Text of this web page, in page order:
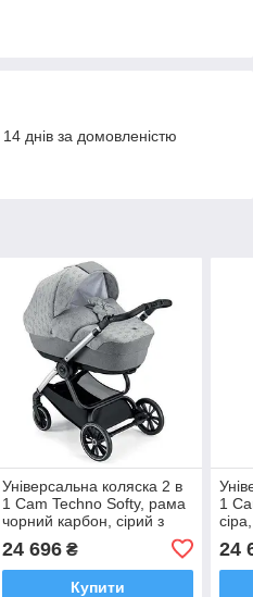
днів за домовленістю
Універсальна коляска 2 в
1 Cam Techno Softy, рама
чорний карбон, сірий з
(805T/V98/977/514K)
24 696₴
Купити
1
24